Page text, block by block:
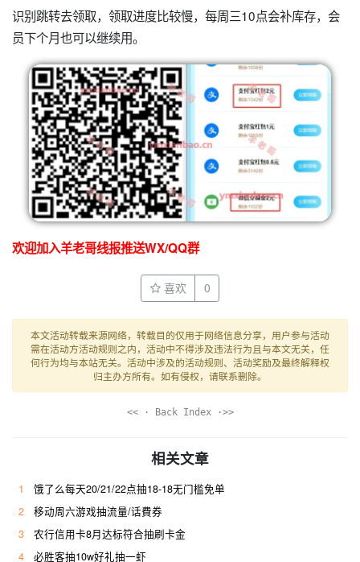
识别跳转去领取，领取进度比较慢，每周三10点会补库存，会
员下个月也可以继续用。
欢迎加入羊老哥线报推送WX/QQ群
喜欢 0
本文活动转载来源网络，转载目的仅用于网络信息分享，用户参与活动
需在活动方活动规则之内，活动中不得涉及违法行为且与本文无关，任
何行为均与本站无关。活动中涉及的活动规则、活动奖励及最终解释权
归主办方所有。如有侵权，请联系删除。
<< · Back Index ·>>
相关文章
1
饿了么每天20/21/22点抽18-18无门槛免单
2
移动周六游戏抽流量/话費券
3
农行信用卡8月达标符合抽刷卡金
4
必胜客抽10w好礼抽一虾